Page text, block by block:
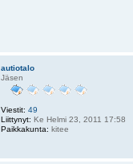
autiotalo
Jäsen
Viestit: 49
Liittynyt: Ke Helmi 23, 2011 17:58
Paikkakunta: kitee